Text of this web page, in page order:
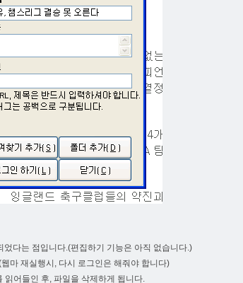
다는 점입니다.(편집하기 기능은 아직 없습니다.)
마 재실행시, 다시 로그인은 해줘야 합니다)
읽어들인 후, 파일을 삭제하게 됩니다.